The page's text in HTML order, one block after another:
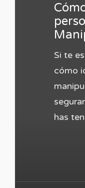
Si te
cómo
has